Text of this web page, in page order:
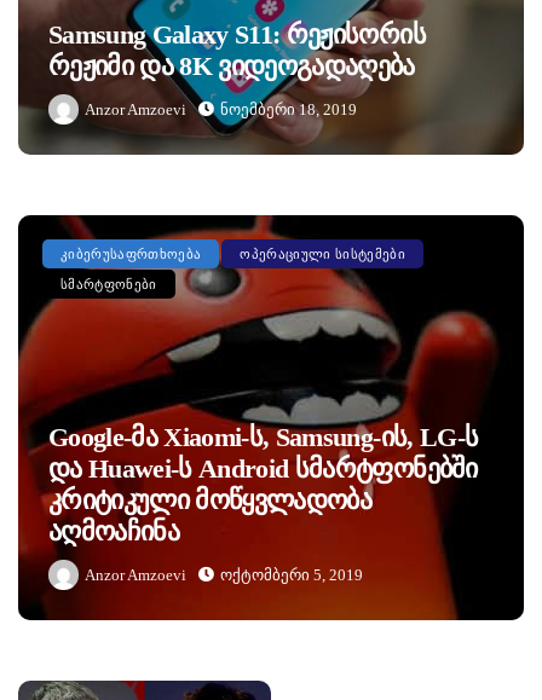
Samsung Galaxy S11: Რეჟისორის
Რეჟიმი Და 8K Ვიდეოგადაღება
Anzor Amzoevi Ნოემბერი 18, 2019
ᲙᲘᲑᲔᲠᲣᲡᲐᲤᲠᲗᲮᲝᲔᲑᲐ ᲝᲞᲔᲠᲐᲪᲘᲣᲚᲘ ᲡᲘᲡᲢᲔᲛᲔᲑᲘ
ᲡᲛᲐᲠᲢᲤᲝᲜᲔᲑᲘ
Google-Მა Xiaomi-Ს, Samsung-Ის, LG-Ს
Და Huawei-Ს Android Სმარტფონებში
Კრიტიკული Მოწყვლადობა
Აღმოაჩინა
Anzor Amzoevi Ოქტომბერი 5, 2019